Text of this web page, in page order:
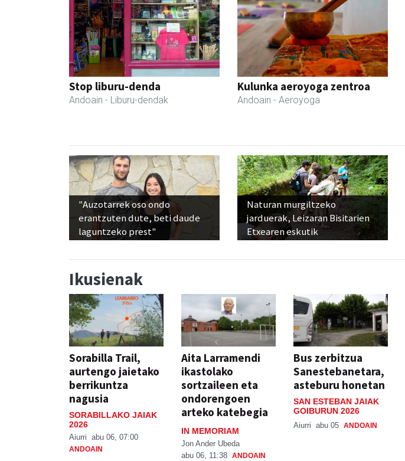
Stop liburu-denda
Andoain - Liburu-dendak
Kulunka aeroyoga zentroa
Andoain - Aeroyoga
"Auzotarrek oso ondo
erantzuten dute, beti daude
laguntzeko prest"
Naturan murgiltzeko
jarduerak, Leizaran Bisitarien
Etxearen eskutik
Ikusienak
Sorabilla Trail,
aurtengo jaietako
berrikuntza
nagusia
SORABILLAKO JAIAK
2026
Aiurri abu 06, 07:00
ANDOAIN
Aita Larramendi
ikastolako
sortzaileen eta
ondorengoen
arteko katebegia
IN MEMORIAM
Jon Ander Ubeda
abu 06, 11:38 ANDOAIN
Bus zerbitzua
Sanestebanetara,
asteburu honetan
SAN ESTEBAN JAIAK
GOIBURUN 2026
Aiurri abu 05 ANDOAIN